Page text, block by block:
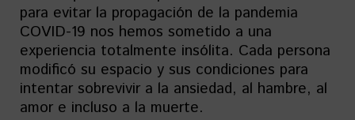
para evitar la propagación de la pandemia
COVID-19 nos hemos sometido a una
experiencia totalmente insólita. Cada persona
modificó su espacio y sus condiciones para
intentar sobrevivir a la ansiedad, al hambre, al
amor e incluso a la muerte.